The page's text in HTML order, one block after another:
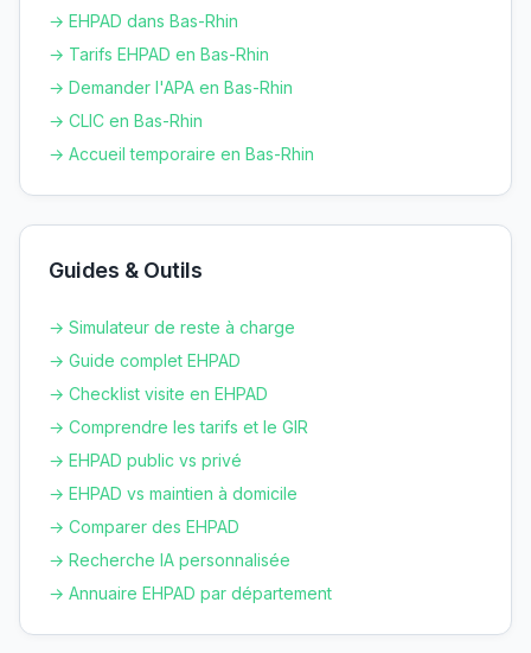
→ EHPAD dans Bas-Rhin
→ Tarifs EHPAD en Bas-Rhin
→ Demander l'APA en Bas-Rhin
→ CLIC en Bas-Rhin
→ Accueil temporaire en Bas-Rhin
Guides & Outils
→ Simulateur de reste à charge
→ Guide complet EHPAD
→ Checklist visite en EHPAD
→ Comprendre les tarifs et le GIR
→ EHPAD public vs privé
→ EHPAD vs maintien à domicile
→ Comparer des EHPAD
→ Recherche IA personnalisée
→ Annuaire EHPAD par département